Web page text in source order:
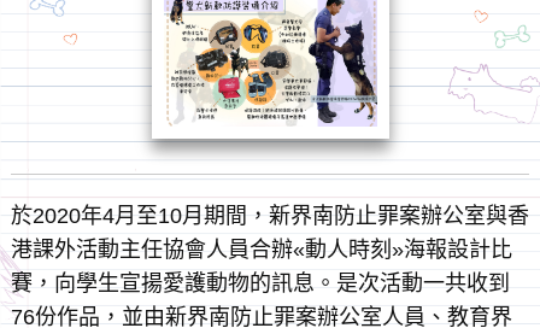
於2020年4月至10月期間，新界南防止罪案辦公室與香
港課外活動主任協會人員合辦«動人時刻»海報設計比
賽，向學生宣揚愛護動物的訊息。是次活動一共收到
76份作品，並由新界南防止罪案辦公室人員、教育界